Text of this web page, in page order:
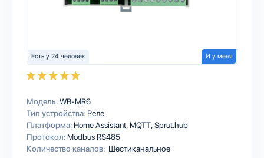
Есть у 24 человек И у меня
Модель:WB-MR6
Тип устройства: Реле
Платформа: Home Assistant MQTTSprut.hub
Протокол: Modbus RS485
Количество каналов: Шестиканальное